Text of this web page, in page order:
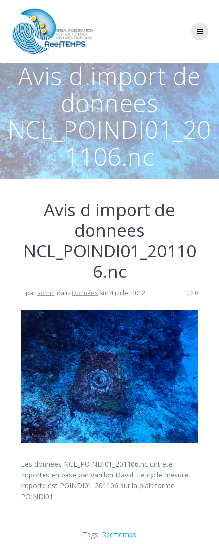
Avis d import de
donnees
NCL_POINDI01_20
1106.nc
Avis d import de
donnees
NCL_POINDI01_20110
6.nc
par admin dans Données sur 4 juillet 2012 0
Les donnees NCL_POINDI01_201106.nc ont ete
importes en base par Varillon David. Le cycle mesure
importe est POINDI01_201106 sur la plateforme
POINDI01
Tags: Reeftemps